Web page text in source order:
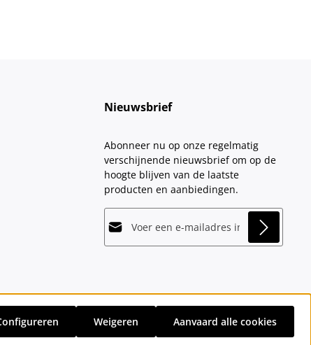
Nieuwsbrief
Abonneer nu op onze regelmatig
verschijnende nieuwsbrief om op de
hoogte blijven van de laatste
producten en aanbiedingen.
u dat u onze
gegevensbeschermingsinformatiehebt
gelezen en onze
algemene voorwaardenhebt
en eventuele bezorgkosten, indien niet anders vermeld.
Weigeren Aanvaard alle cookies